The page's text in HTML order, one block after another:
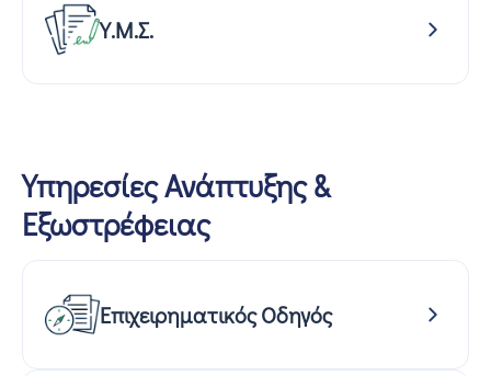
Υ.Μ.Σ.
Υπηρεσίες Ανάπτυξης &
Εξωστρέφειας
Επιχειρηματικός Οδηγός